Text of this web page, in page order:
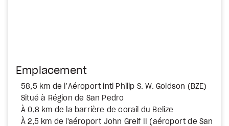
Emplacement
58,5 km de l’Aéroport intl Philip S. W. Goldson (BZE)
Situé à Région de San Pedro
À 0,8 km de la barrière de corail du Belize
À 2,5 km de l'aéroport John Greif II (aéroport de San